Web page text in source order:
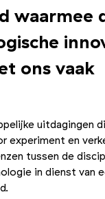
waarmee
ons vaak
uitdagingen
experiment en
tussen de
in dienst van